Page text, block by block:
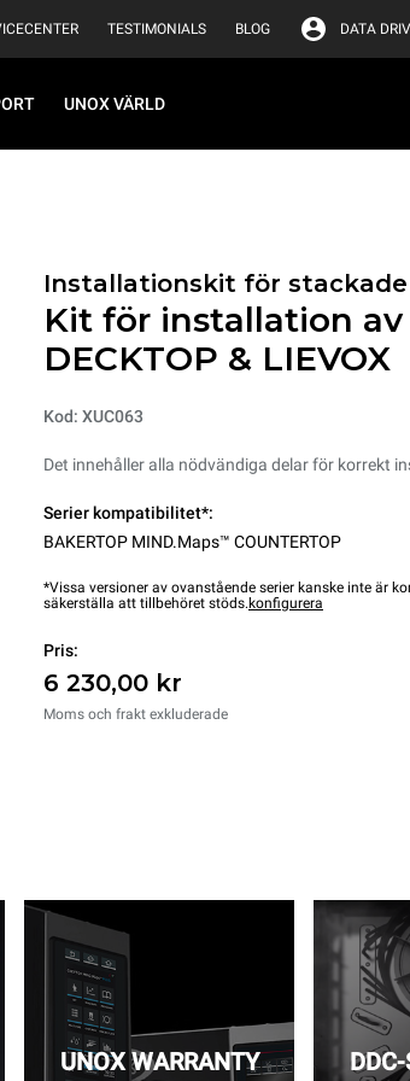
TESTIMONIALS BLOG DATA
UNOX VÄRLD
Installationskit för
Kit för installation av
DECKTOP & LIEVOX
Kod: XUC063
Det innehåller alla nödvändiga delar för korrekt
Serier kompatibilitet*:
BAKERTOP MIND.Maps™ COUNTERTOP
*Vissa versioner av ovanstående serier kanske inte är
säkerställa att tillbehöret stöds. konfigurera
Pris:
6 230,00 kr
Moms och frakt exkluderade
UNOX WARRANTY